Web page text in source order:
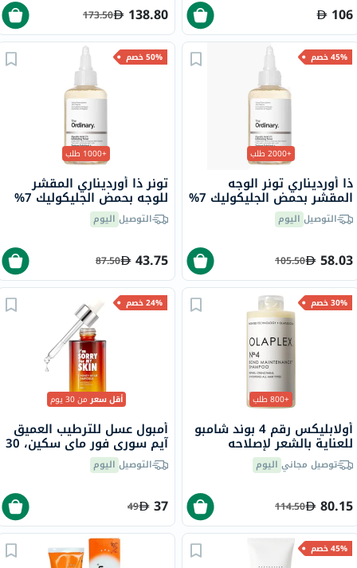
106
138.80
173.50
45% خصم
+2000 طلب
ذا أورديناري تونر الوجه
المقشر بحمض الجليكوليك 7%
لتوحيد لون البشرة 240 مل
التوصيل اليوم
58.03
105.50
50% خصم
+1000 طلب
تونر ذا أورديناري المقشر
للوجه بحمض الجليكوليك 7%
لتوحيد لون البشرة 100 مل
التوصيل اليوم
43.75
87.50
30% خصم
+800 طلب
أولابليكس رقم 4 بوند شامبو
للعناية بالشعر لإصلاحه
وتقويته وتغذيته 250 مل
توصيل مجاني اليوم
80.15
114.50
24% خصم
أقل سعرمن 30 يوم
أمبول عسل للترطيب العميق
آيم سوري فور ماي سكين، 30
ملالتوصيل اليوم
37
49
45% خصم